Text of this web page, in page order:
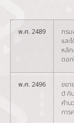
พ.ศ. 2489
กร
และ
หลัก
ดอก
พ.ศ. 2496
ขยา
ปี กั
คำ
การ